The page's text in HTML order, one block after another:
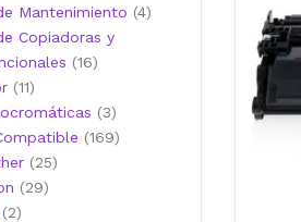
Mantenimiento 44
Copiadoras y
1616
1111
productos33
productos
169169
2525
2929
22